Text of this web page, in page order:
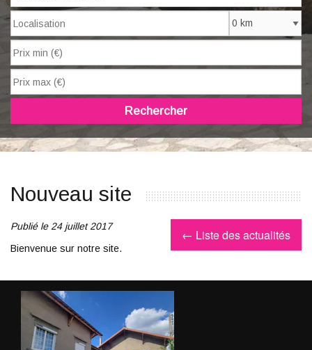
Notre équipe
Rechercher
Nouveau site
← Liste des actualités
Publié le 24 juillet 2017
Bienvenue sur notre site.